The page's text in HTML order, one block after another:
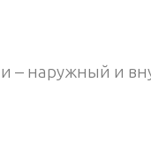
– наружный и